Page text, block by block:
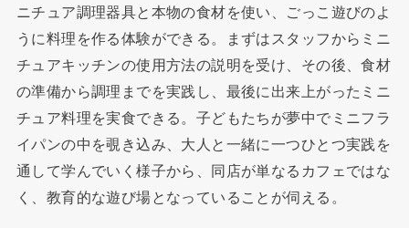
ニチュア調理器具と本物の食材を使い、ごっこ遊びのよ
うに料理を作る体験ができる。まずはスタッフからミニ
チュアキッチンの使用方法の説明を受け、その後、食材
の準備から調理までを実践し、最後に出来上がったミニ
チュア料理を実食できる。子どもたちが夢中でミニフラ
イパンの中を覗き込み、大人と一緒に一つひとつ実践を
通して学んでいく様子から、同店が単なるカフェではな
く、教育的な遊び場となっていることが伺える。